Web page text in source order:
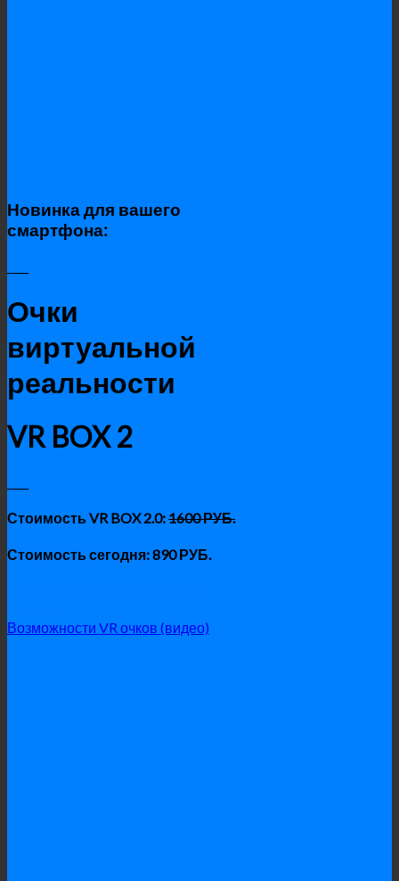
Новинка для вашего
смартфона:
Очки
виртуальной
реальности
VR BOX 2
СтоимостьVR BOX 2.0:1600 РУБ.
Стоимость сегодня: 890 РУБ.
Возможности VR очков (видео)